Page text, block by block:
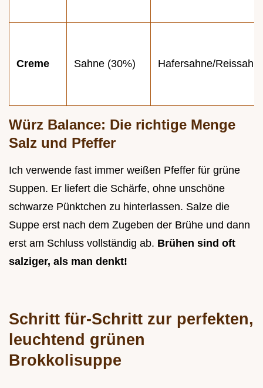
Creme Sahne (30%) Hafersahne/
Würz Balance: Die richtige Menge
Salz und Pfeffer
Ich verwende fast immer weißen Pfeffer für grüne
Suppen. Er liefert die Schärfe, ohne unschöne
schwarze Pünktchen zu hinterlassen. Salze die
Suppe erst nach dem Zugeben der Brühe und dann
erst am Schluss vollständig ab. Brühen sind oft
salziger, als man denkt!
Schritt für-Schritt zur perfekten,
leuchtend grünen
Brokkolisuppe